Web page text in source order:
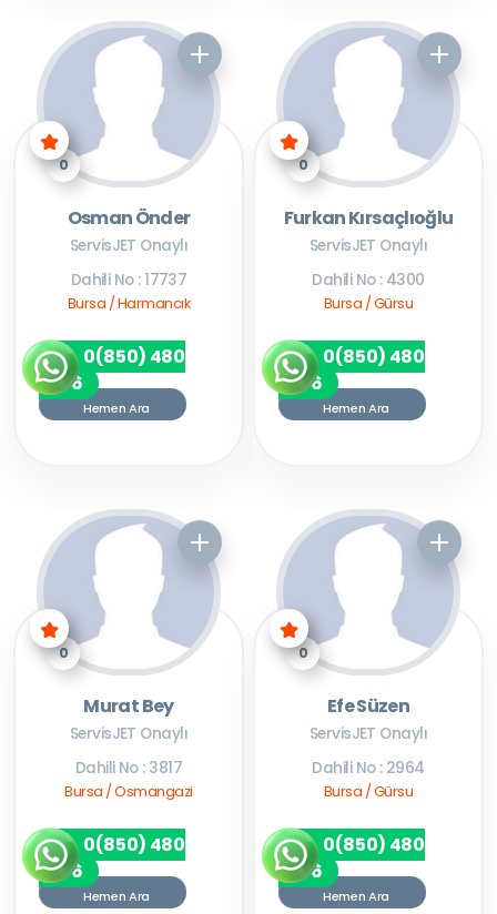
0
Osman Önder
ServisJET Onaylı
Dahili No : 17737
Bursa / Harmancık
0(850) 480
7256
Hemen Ara
0
Furkan Kırsaçlıoğlu
ServisJET Onaylı
Dahili No : 4300
Bursa / Gürsu
0(850) 480
7256
Hemen Ara
0
Murat Bey
ServisJET Onaylı
Dahili No : 3817
Bursa / Osmangazi
0(850) 480
7256
Hemen Ara
0
Efe Süzen
ServisJET Onaylı
Dahili No : 2964
Bursa / Gürsu
0(850) 480
7256
Hemen Ara